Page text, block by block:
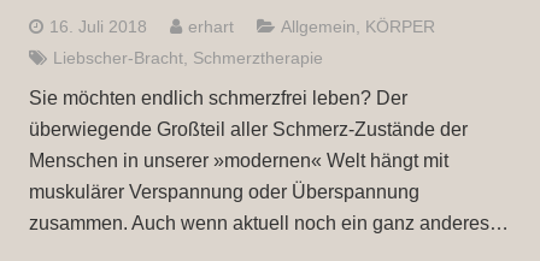
16. Juli 2018 erhart Allgemein
KÖRPER
Liebscher-Bracht, Schmerztherapie
Sie möchten endlich schmerzfrei leben? Der
überwiegende Großteil aller Schmerz-Zustände der
Menschen in unserer »modernen« Welt hängt mit
muskulärer Verspannung oder Überspannung
zusammen. Auch wenn aktuell noch ein ganz anderes…